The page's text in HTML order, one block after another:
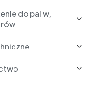
do paliw,